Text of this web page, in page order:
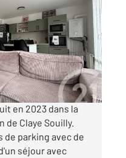
en 2023 dans la
de Claye Souilly.
de parking avec de
séjour avec